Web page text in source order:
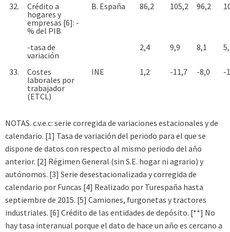
32.
Crédito a
hogares y
empresas [6]: -
% del PIB
B. España 86,2 105,2 96,2
-tasa de
variación
2,4 9,9 8,1
33.
Costes
laborales por
trabajador
(ETCL)
INE 1,2 -11,7 -8,0 -
NOTAS. c.v.e.c: serie corregida de variaciones estacionales y de
calendario. [1] Tasa de variación del periodo para el que se
dispone de datos con respecto al mismo periodo del año
anterior. [2] Régimen General (sin S.E. hogar ni agrario) y
autónomos. [3] Serie desestacionalizada y corregida de
calendario por Funcas [4] Realizado por Turespaña hasta
septiembre de 2015. [5] Camiones, furgonetas y tractores
industriales. [6] Crédito de las entidades de depósito. [**] No
hay tasa interanual porque el dato de hace un año es cercano a